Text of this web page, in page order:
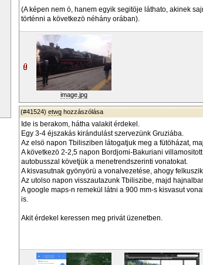
(A képen nem ö, hanem egyik segitöje láthato, akinek
történni a következö néhány orában).
image.jpg
(#41524) etwg hozzászólása
Ide is berakom, hátha valakit érdekel.
Egy 3-4 éjszakás kirándulást szervezünk Gruziába.
Az elsö napon Tbilisziben látogatjuk meg a fütöházat,
A következö 2-2,5 napon Bordjomi-Bakuriani
autobusszal követjük a menetrendszerinti vonatokat.
A kisvasutnak gyönyörü a vonalvezetése, ahogy
Az utolso napon visszautazunk Tbiliszibe, majd
A google maps-n remekül látni a 900 mm-s kisvasut
is.
Akit érdekel keressen meg privát üzenetben.